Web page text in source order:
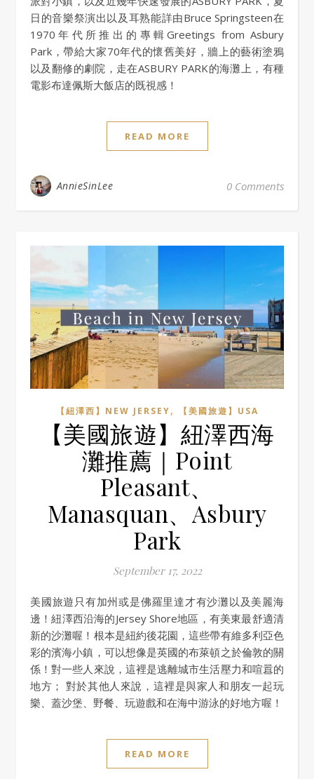
日的音樂祭演出以及耳熟能詳由Bruce Springsteen在
1970年代所推出的專輯Greetings from Asbury
Park，帶給大家70年代的懷舊美好，牆上的藝術塗鴉
以及翻修的劇院，走在ASBURY PARK的海灘上，有種
電影布達佩斯大飯店的既視感！
READ MORE
AnnieSinLee 0 Comments
【紐澤西】NEW JERSEY, 【美國旅遊】USA
【美國旅遊】紐澤西海
灘推薦｜Point
Pleasant、
Manasquan、Asbury
Park
September 17, 2022
美國旅遊只有加州或是佛羅里達才有沙灘以及美麗海
邊！紐澤西沿海的Jersey Shore地區，有美東最舒適清
新的沙灘喔！根本是紐約後花園，這些帶有維多利亞色
彩的濱海小鎮，可以想像是英國的布萊頓之於倫敦的關
係！對一些人來說，這裡是逃離城市生活壓力和喧囂的
地方； 對於其他人來說，這裡是與家人和朋友一起玩
樂、蓋沙堡、野餐、玩遊戲和在海中游泳的好地方喔！
READ MORE